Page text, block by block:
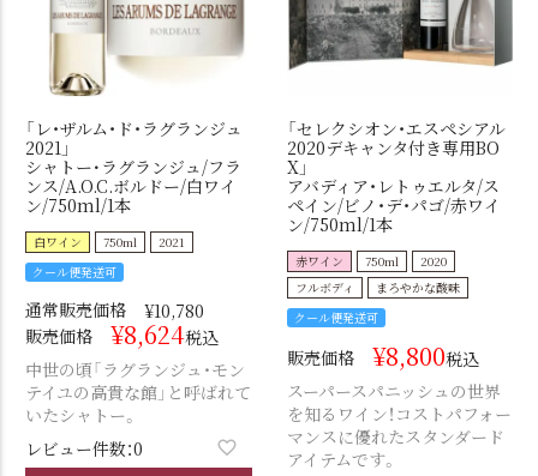
「レ・ザルム・ド・ラグランジュ
2021」
シャトー･ラグランジュ/フラ
ンス/A.O.C.ボルドー/白ワイ
ン/750ml/1本
白ワイン 750ml
2021
クール便発送可
通常販売価格 ¥10,780
販売価格
¥8,624税込
中世の頃「ラグランジュ・モン
テイユの高貴な館」と呼ばれて
いたシャトー。
レビュー件数：0
「セレクシオン・エスペシアル
2020デキャンタ付き専用BO
X」
アバディア・レトゥエルタ/ス
ペイン/ビノ・デ・パゴ/赤ワイ
ン/750ml/1本
赤ワイン 750ml
2020
フルボディ
まろやかな酸味
クール便発送可
販売価格 ¥8,800税込
スーパースパニッシュの世界
を知るワイン！コストパフォー
マンスに優れたスタンダード
アイテムです。